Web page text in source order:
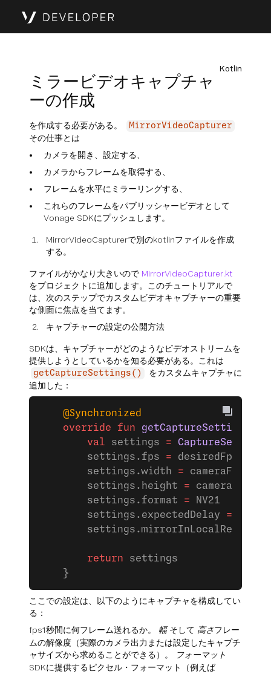
Kotlin
ミラービデオキャプチャ
ーの作成
を作成する必要がある。 MirrorVideoCapturer
その仕事とは
カメラを開き、設定する、
カメラからフレームを取得する、
フレームを水平にミラーリングする、
これらのフレームをパブリッシャービデオとして
Vonage SDKにプッシュします。
MirrorVideoCapturerで別のkotlinファイルを作成
する。
ファイルがかなり大きいので MirrorVideoCapturer.kt
をプロジェクトに追加します。このチュートリアルで
は、次のステップでカスタムビデオキャプチャーの重要
な側面に焦点を当てます。
キャプチャーの設定の公開方法
SDKは、キャプチャーがどのようなビデオストリームを
提供しようとしているかを知る必要がある。これは
getCaptureSettings()
をカスタムキャプチャに
追加した：
    @Synchronized
    override
fun getCaptureSettings
        val
settings = CaptureSettings
        settings.fps
= desiredFps
        settings.width
=
        settings.height
=
        settings.format
= NV21
        settings.expectedDelay
=
        settings.mirrorInLocalRender
        return
settings
    }
ここでの設定は、以下のようにキャプチャを構成してい
る：
fps1秒間に何フレーム送れるか。 幅そして 高さフレー
ムの解像度（実際のカメラ出力または設定したキャプチ
ャサイズから求めることができる）。
フォーマット
SDKに提供するピクセル・フォーマット（例えば